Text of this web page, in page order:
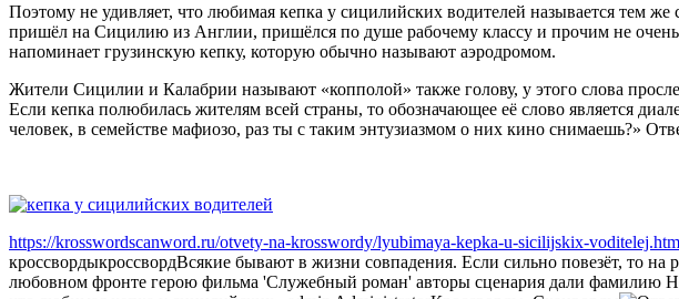
Поэтому не удивляет, что любимая кепка у сицилийских водителей называется тем
пришёл на Сицилию из Англии, пришёлся по душе рабочему классу и прочим не
напоминает грузинскую кепку, которую обычно называют аэродромом.
Жители Сицилии и Калабрии называют «копполой» также голову, у этого слова
Если кепка полюбилась жителям всей страны, то обозначающее её слово является
человек, в семействе мафиозо, раз ты с таким энтузиазмом о них кино снимаешь?»
https://krosswordscanword.ru/otvety-na-krosswordy/lyubimaya-kepka-u-sicilijskix-
кроссвордыкроссвордВсякие бывают в жизни совпадения. Если сильно повезёт, то на
любовном фронте герою фильма 'Служебный роман' авторы сценария дали фамилию